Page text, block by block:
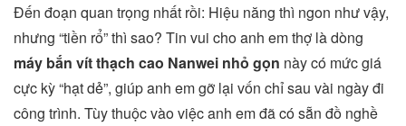
Đến đoạn quan trọng nhất rồi: Hiệu năng thì ngon như vậy,
nhưng “tiền rổ” thì sao? Tin vui cho anh em thợ là dòng
máy bắn vít thạch cao Nanwei nhỏ gọn này có mức giá
cực kỳ “hạt dẻ”, giúp anh em gỡ lại vốn chỉ sau vài ngày đi
công trình. Tùy thuộc vào việc anh em đã có sẵn đồ nghề